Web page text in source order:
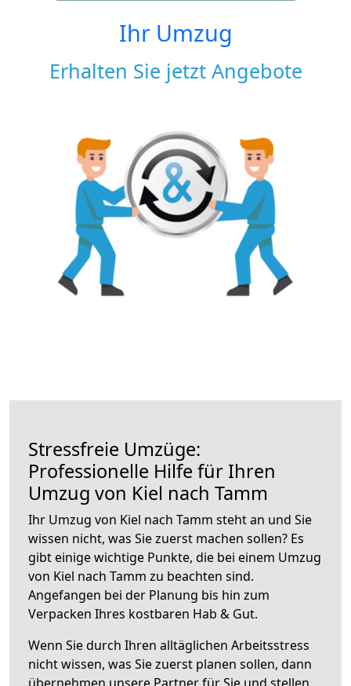
Ihr Umzug
Erhalten Sie jetzt Angebote
Stressfreie Umzüge:
Professionelle Hilfe für Ihren
Umzug von Kiel nach Tamm
Ihr Umzug von Kiel nach Tamm steht an und Sie
wissen nicht, was Sie zuerst machen sollen? Es
gibt einige wichtige Punkte, die bei einem Umzug
von Kiel nach Tamm zu beachten sind.
Angefangen bei der Planung bis hin zum
Verpacken Ihres kostbaren Hab & Gut.
Wenn Sie durch Ihren alltäglichen Arbeitsstress
nicht wissen, was Sie zuerst planen sollen, dann